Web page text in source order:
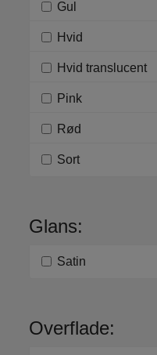
Gul
Hvid
Hvid translucent
Pink
Rød
Sort
Glans:
Satin
Overflade: